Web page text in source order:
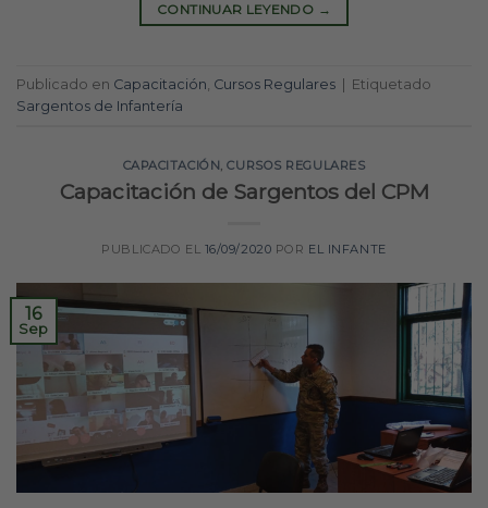
CONTINUAR LEYENDO →
Publicado en Capacitación Cursos Regulares | Etiquetado
Sargentos de Infantería
CAPACITACIÓN,CURSOS REGULARES
Capacitación de Sargentos del CPM
PUBLICADO EL 16/09/2020 POR EL INFANTE
16
Sep